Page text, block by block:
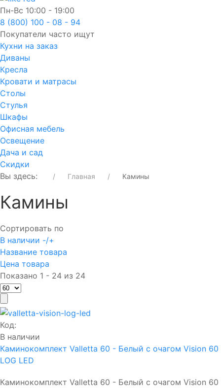
Пн-Вс 10:00 - 19:00
8 (800) 100 - 08 - 94
Покупатели часто ищут
Кухни на заказ
Диваны
Кресла
Кровати и матрасы
Столы
Стулья
Шкафы
Офисная мебель
Освещение
Дача и сад
Скидки
Вы здесь:
Главная Камины
Камины
Сортировать по
В наличии -/+
Название товара
Цена товара
Показано 1 - 24 из 24
Код:
В наличии
Каминокомплект Valletta 60 - Белый с очагом Vision 60
LOG LED
Каминокомплект Valletta 60 - Белый с очагом Vision 60